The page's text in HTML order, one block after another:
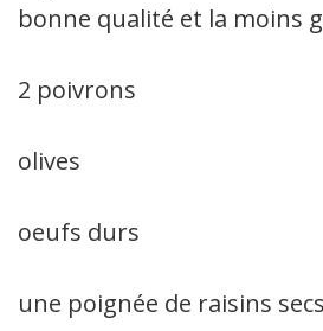
bonne qualité et la moins
2 poivrons
olives
oeufs durs
une poignée de raisins secs